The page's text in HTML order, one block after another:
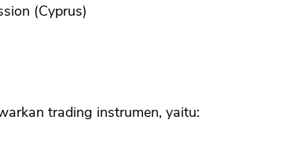
(Cyprus)
trading instrumen, yaitu: